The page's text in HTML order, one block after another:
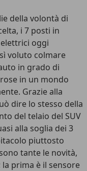
della volontà di
i 7 posti in
oggi
voluto colmare
in grado di
in un mondo
Grazie alla
dire lo stesso della
del telaio del SUV
alla soglia dei 3
piuttosto
tante le novità,
prima è il sensore